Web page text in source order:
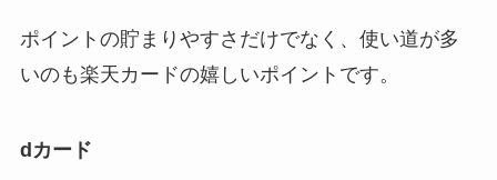
ポイントの貯まりやすさだけでなく、使い道が多
いのも楽天カードの嬉しいポイントです。
dカード